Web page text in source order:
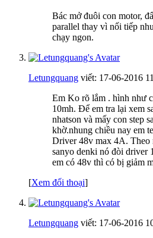
Bác mở đuôi con motor,
parallel thay vì nối tiếp
chạy ngon.
Letungquang viết: 17-06-2016
Em Ko rõ lắm . hình như
10mh. Để em tra lại xem
nhatson và mấy con step
khờ.nhung chiều nay em
Driver 48v max 4A. Theo
sanyo denki nó đòi driver
em có 48v thì có bị giảm
[Xem đối thoại]
Letungquang viết: 17-06-2016